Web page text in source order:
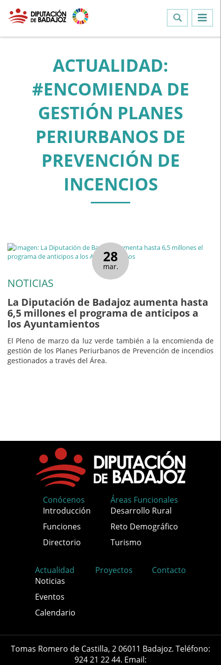
ACTUALIDAD:
#ENCOMIENDA DE
GESTIÓN PLANES
PERIURBANOS DE
PREVENCIÓN DE
INCENCIOS
28
mar.
NOTICIAS
La Diputación de Badajoz aumenta hasta
6,5 millones el programa de anticipos a
los Ayuntamientos
El Pleno de marzo da luz verde también a la encomienda de
gestión de los Planes Periurbanos de Prevención de incendios
gestionados a través del Área.
Conócenos
Introducción
Funciones
Directorio
Áreas Funcionales
Desarrollo Rural
Reto Demográfico
Turismo
Actualidad
Noticias
Eventos
Calendario
Proyectos Contacto
Tomas Romero de Castilla, 2 06011 Badajoz. Teléfono:
924 21 22 44. Email: